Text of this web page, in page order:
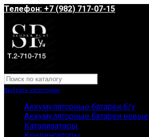
Телефон: +7 (982) 717-07-15
Выбрать категорию
Аккумуляторные батареи б/у
Аккумуляторные батареи новые
Катализаторы